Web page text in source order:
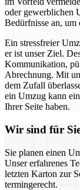
oder gewerblichen
Bedürfnisse an, um
Ein stressfreier
er ist unser Ziel.
Kommunikation,
Abrechnung. Mit
dem Zufall
ein Umzug kann
Ihrer Seite haben.
Wir sind für
Sie planen einen
Unser erfahrenes
letzten Karton zur
termingerecht.